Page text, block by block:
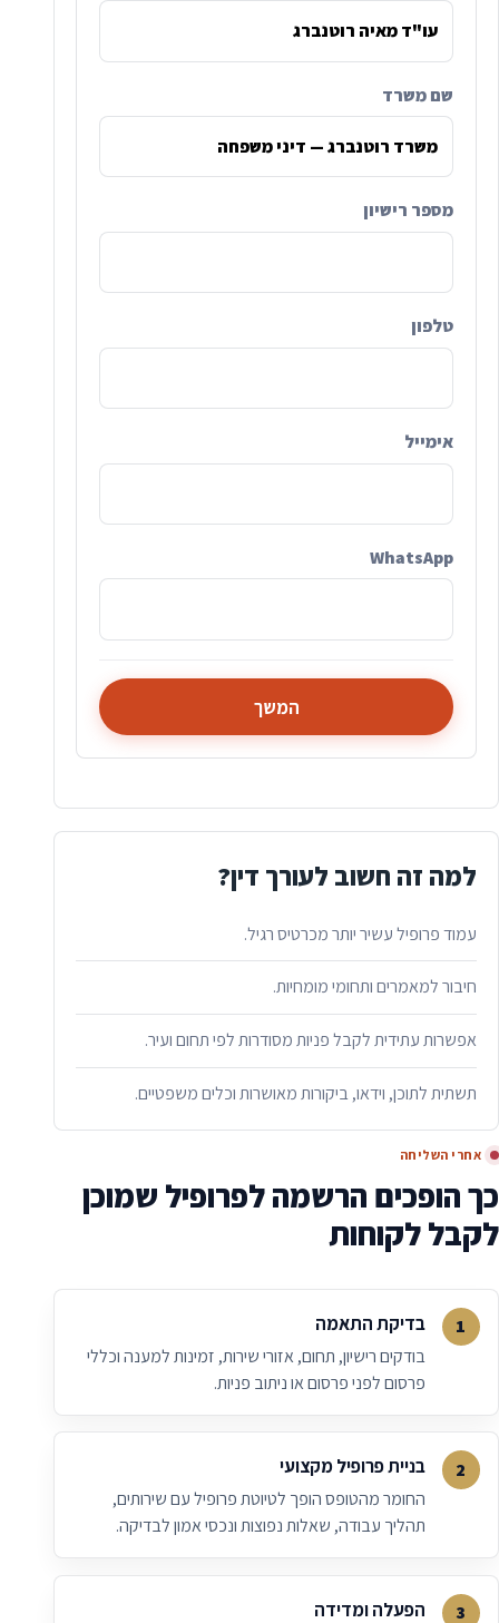
שם משרד
מספר רישיון
טלפון
אימייל
WhatsApp
המשך
למה זה חשוב לעורך דין?
עמוד פרופיל עשיר יותר מכרטיס רגיל.
חיבור למאמרים ותחומי מומחיות.
אפשרות עתידית לקבל פניות מסודרות לפי תחום ועיר.
תשתית לתוכן, וידאו, ביקורות מאושרות וכלים משפטיים.
אחרי השליחה
כך הופכים הרשמה לפרופיל שמוכן
לקבל לקוחות
בדיקת התאמה
בודקים רישיון, תחום, אזורי שירות, זמינות למענה וכללי
פרסום לפני פרסום או ניתוב פניות.
בניית פרופיל מקצועי
החומר מהטופס הופך לטיוטת פרופיל עם שירותים,
תהליך עבודה, שאלות נפוצות ונכסי אמון לבדיקה.
הפעלה ומדידה